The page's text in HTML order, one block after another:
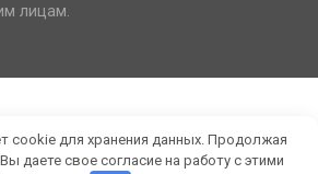
лицам.
cookie для хранения данных. Продолжая
даете свое согласие на работу с этими